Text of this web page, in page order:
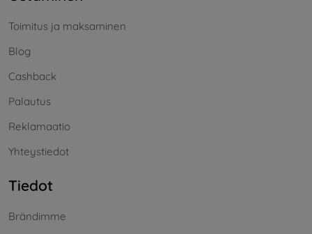
Toimitus ja maksaminen
Blog
Cashback
Palautus
Reklamaatio
Yhteystiedot
Tiedot
Brändimme